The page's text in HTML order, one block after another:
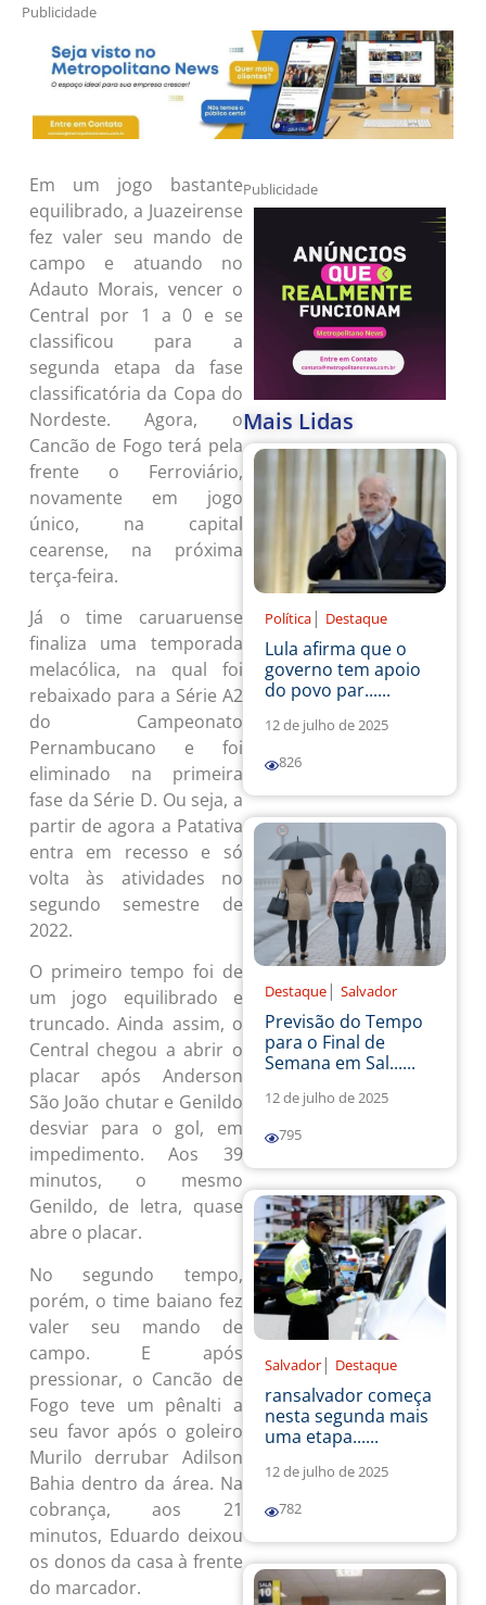
Publicidade
Em um jogo bastante
equilibrado, a Juazeirense
fez valer seu mando de
campo e atuando no
Adauto Morais, vencer o
Central por 1 a 0 e se
classificou para a
segunda etapa da fase
classificatória da Copa do
Nordeste. Agora, o
Cancão de Fogo terá pela
frente o Ferroviário,
novamente em jogo
único, na capital
cearense, na próxima
terça-feira.
Já o time caruaruense
finaliza uma temporada
melacólica, na qual foi
rebaixado para a Série A2
do Campeonato
Pernambucano e foi
eliminado na primeira
fase da Série D. Ou seja, a
partir de agora a Patativa
entra em recesso e só
volta às atividades no
segundo semestre de
2022.
O primeiro tempo foi de
um jogo equilibrado e
truncado. Ainda assim, o
Central chegou a abrir o
placar após Anderson
São João chutar e Genildo
desviar para o gol, em
impedimento. Aos 39
minutos, o mesmo
Genildo, de letra, quase
abre o placar.
No segundo tempo,
porém, o time baiano fez
valer seu mando de
campo. E após
pressionar, o Cancão de
Fogo teve um pênalti a
seu favor após o goleiro
Murilo derrubar Adilson
Bahia dentro da área. Na
cobrança, aos 21
minutos, Eduardo deixou
os donos da casa à frente
do marcador.
Publicidade
Mais Lidas
Política | Destaque
Lula afirma que o
governo tem apoio
do povo par......
12 de julho de 2025
826
Destaque | Salvador
Previsão do Tempo
para o Final de
Semana em Sal......
12 de julho de 2025
795
Salvador | Destaque
ransalvador começa
nesta segunda mais
uma etapa......
12 de julho de 2025
782